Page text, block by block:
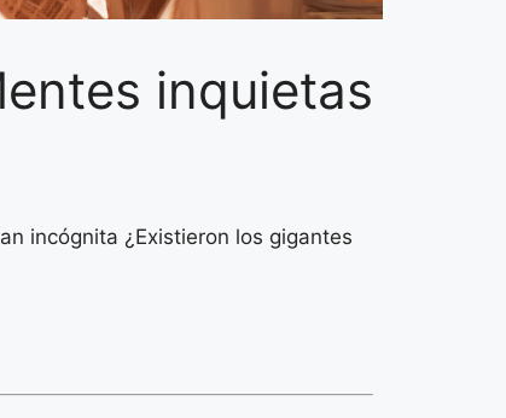
inquietas
incógnita ¿Existieron los gigantes